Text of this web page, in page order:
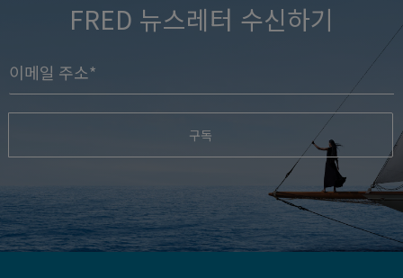
FRED 뉴스레터 수신하기
구독